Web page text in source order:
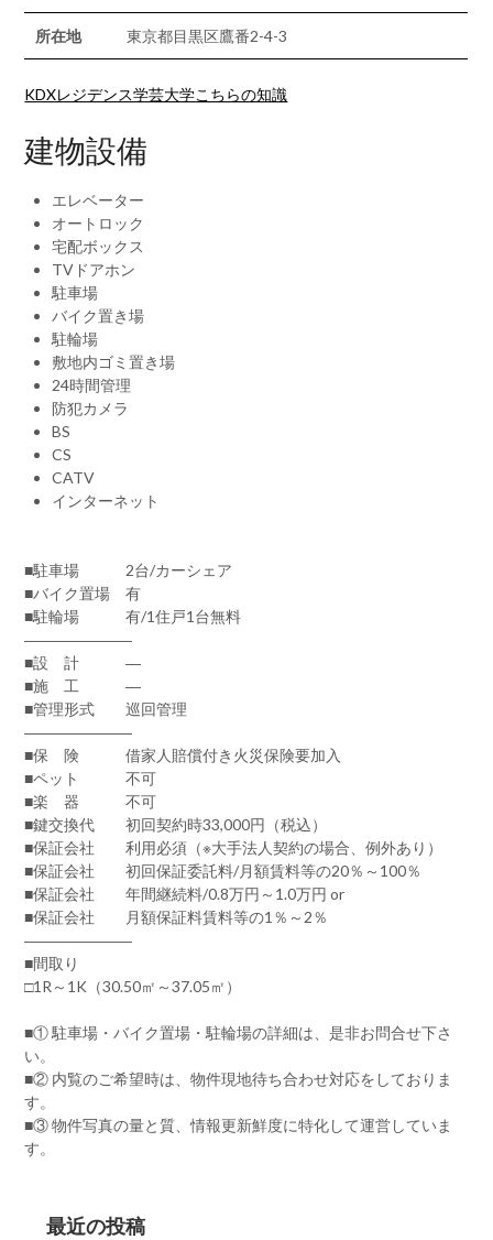
所在地 東京都目黒区鷹番2-4-3
KDXレジデンス学芸大学こちらの知識
建物設備
エレベーター
オートロック
宅配ボックス
TVドアホン
駐車場
バイク置き場
駐輪場
敷地内ゴミ置き場
24時間管理
防犯カメラ
BS
CS
CATV
インターネット
■駐車場 2台/カーシェア
■バイク置場 有
■駐輪場 有/1住戸1台無料
―――――――
■設 計 ―
■施 工 ―
■管理形式 巡回管理
―――――――
■保 険 借家人賠償付き火災保険要加入
■ペット 不可
■楽 器 不可
■鍵交換代 初回契約時33,000円（税込）
■保証会社 利用必須（※大手法人契約の場合、例外あり）
■保証会社 初回保証委託料/月額賃料等の20％～100％
■保証会社 年間継続料/0.8万円～1.0万円 or
■保証会社 月額保証料賃料等の1％～2％
―――――――
■間取り
□1R～1K（30.50㎡～37.05㎡）
■① 駐車場・バイク置場・駐輪場の詳細は、是非お問合せ下さ
い。
■② 内覧のご希望時は、物件現地待ち合わせ対応をしておりま
す。
■③ 物件写真の量と質、情報更新鮮度に特化して運営していま
す。
最近の投稿